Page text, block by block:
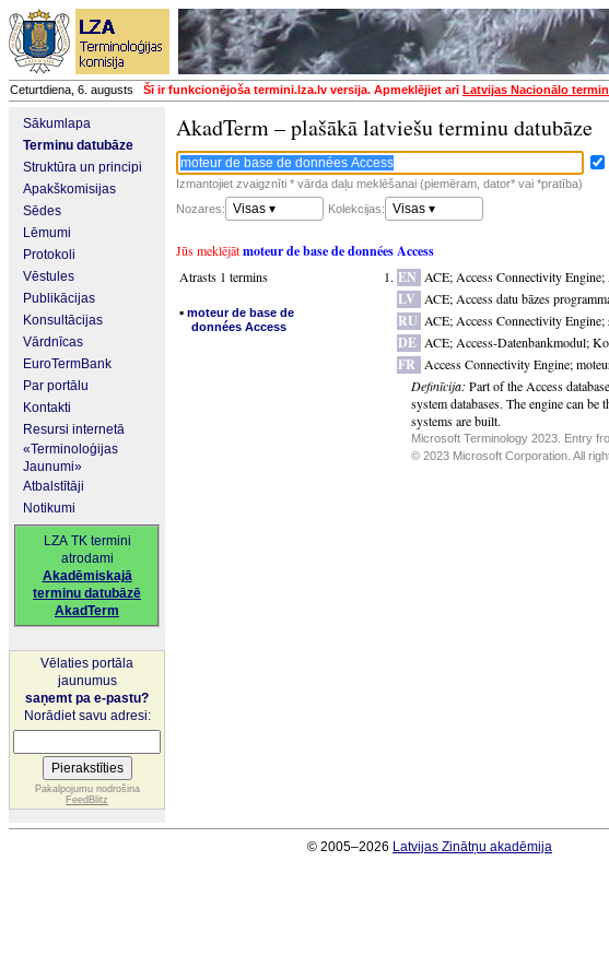
Ceturtdiena, 6. augusts Šī ir funkcionējoša termini.lza.lv versija. Apmeklējiet arīLatvijas Nacionālo
Sākumlapa
Terminu datubāze
Struktūra un principi
Apakškomisijas
Sēdes
Lēmumi
Protokoli
Vēstules
Publikācijas
Konsultācijas
Vārdnīcas
EuroTermBank
Par portālu
Kontakti
Resursi internetā
«Terminoloģijas
Jaunumi»
Atbalstītāji
Notikumi
LZA TK termini
atrodami
Akadēmiskajā
terminu datubāzē
AkadTerm
Vēlaties portāla
jaunumus
saņemt pa e-pastu?
Norādiet savu adresi:
Pakalpojumu nodrošina
FeedBlitz
AkadTerm – plašākā latviešu terminu datubāze
Izmantojiet zvaigznīti * vārda daļu meklēšanai (piemēram, dator* vai *pratība)
Nozares:
Visas ▾ Kolekcijas: Visas ▾
Jūs meklējātmoteur de base de données Access
Atrasts 1 termins
▪ moteur de base de
données Access
EN ACE; Access Connectivity Engine;
LV ACE; Access datu bāzes
RU ACE; Access Connectivity Engine;
DE ACE; Access-Datenbankmodul;
FR Access Connectivity Engine;
Definīcija: Part of the Access
system databases. The engine can be
systems are built.
Microsoft Terminology 2023. Entry
© 2023 Microsoft Corporation. All
© 2005–2026 Latvijas Zinātņu akadēmija